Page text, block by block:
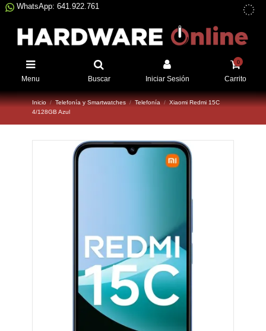
WhatsApp: 641.922.761
Menu Buscar Iniciar Sesión
0
Carrito
Inicio Telefonía y Smartwatches Telefonía
Xiaomi Redmi 15C
4/128GB Azul